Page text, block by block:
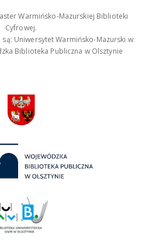
Warmińsko-Mazurskiej Biblioteki
Cyfrowej.
są: Uniwersytet Warmińsko-Mazurski w
Biblioteka Publiczna w Olsztynie